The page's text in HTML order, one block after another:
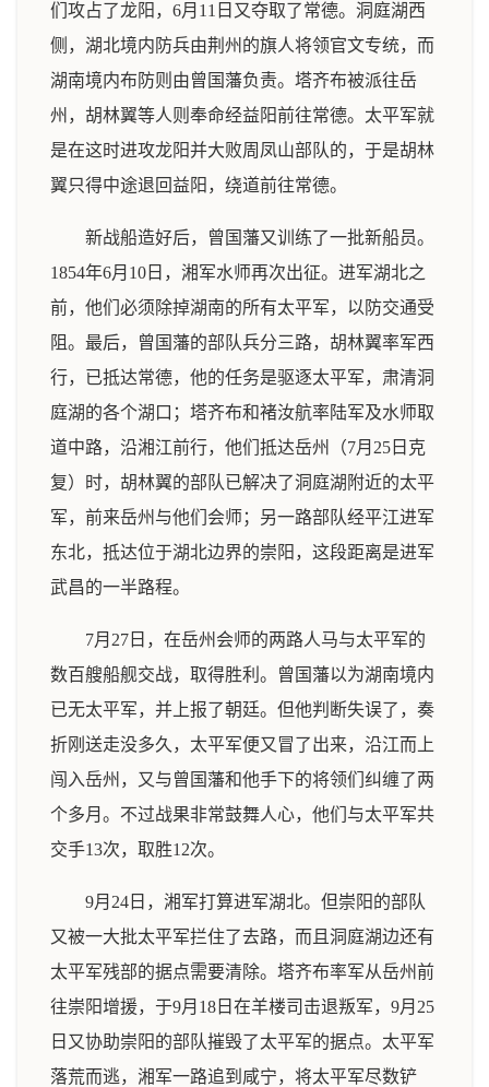
们攻占了龙阳，6月11日又夺取了常德。洞庭湖西
侧，湖北境内防兵由荆州的旗人将领官文专统，而
湖南境内布防则由曾国藩负责。塔齐布被派往岳
州，胡林翼等人则奉命经益阳前往常德。太平军就
是在这时进攻龙阳并大败周凤山部队的，于是胡林
翼只得中途退回益阳，绕道前往常德。
新战船造好后，曾国藩又训练了一批新船员。
1854年6月10日，湘军水师再次出征。进军湖北之
前，他们必须除掉湖南的所有太平军，以防交通受
阻。最后，曾国藩的部队兵分三路，胡林翼率军西
行，已抵达常德，他的任务是驱逐太平军，肃清洞
庭湖的各个湖口；塔齐布和褚汝航率陆军及水师取
道中路，沿湘江前行，他们抵达岳州（7月25日克
复）时，胡林翼的部队已解决了洞庭湖附近的太平
军，前来岳州与他们会师；另一路部队经平江进军
东北，抵达位于湖北边界的崇阳，这段距离是进军
武昌的一半路程。
7月27日，在岳州会师的两路人马与太平军的
数百艘船舰交战，取得胜利。曾国藩以为湖南境内
已无太平军，并上报了朝廷。但他判断失误了，奏
折刚送走没多久，太平军便又冒了出来，沿江而上
闯入岳州，又与曾国藩和他手下的将领们纠缠了两
个多月。不过战果非常鼓舞人心，他们与太平军共
交手13次，取胜12次。
9月24日，湘军打算进军湖北。但崇阳的部队
又被一大批太平军拦住了去路，而且洞庭湖边还有
太平军残部的据点需要清除。塔齐布率军从岳州前
往崇阳增援，于9月18日在羊楼司击退叛军，9月25
日又协助崇阳的部队摧毁了太平军的据点。太平军
落荒而逃，湘军一路追到咸宁，将太平军尽数铲